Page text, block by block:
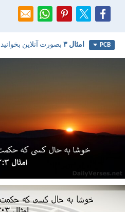
PCB امثال ۳ بصورت آنلاین بخوانید